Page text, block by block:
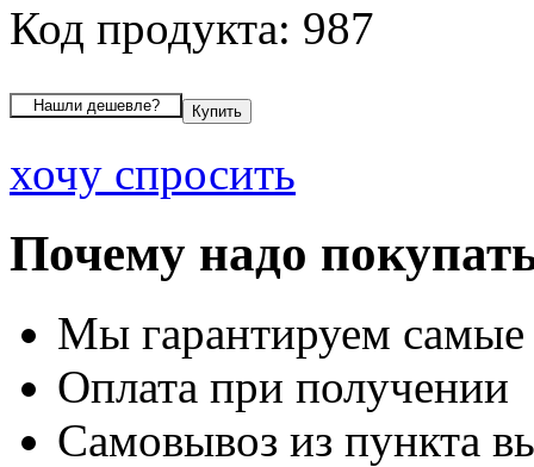
Код продукта: 987
хочу спросить
Почему надо
Мы гарантируем
Оплата при получении
Самовывоз из пункта